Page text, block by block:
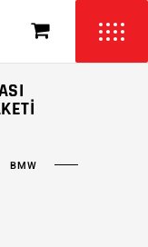
BMW